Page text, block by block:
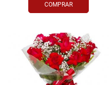
COMPRAR